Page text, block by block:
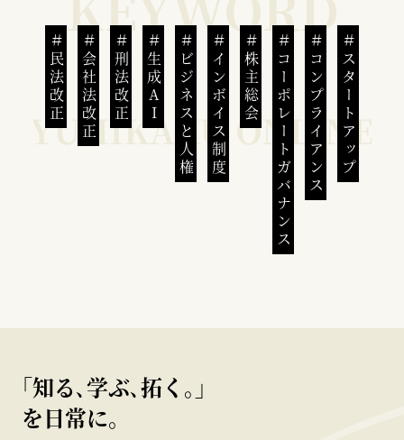
民法改正 会社法改正 刑法改正 生成AI ビジネスと人権インボイス制度 株主総会 コーポレートガバナンスコンプライアンススタートアップ
｢知る､学ぶ､拓く｡｣
を日常に。